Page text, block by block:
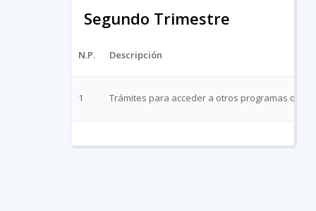
Segundo Trimestre
N.P. Descripción
1 Trámites para acceder a otros programas que